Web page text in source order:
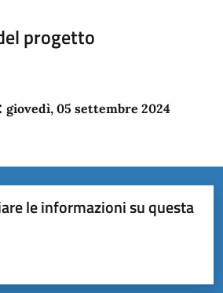
progetto
giovedì, 05 settembre 2024
le informazioni su questa
5 stelle su 5
su 5
su 5
5